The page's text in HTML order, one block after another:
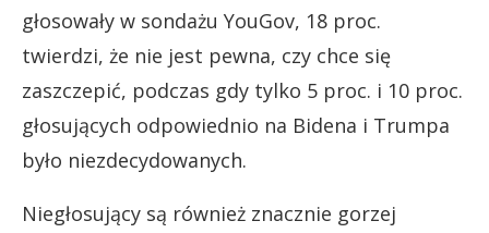
głosowały w sondażu YouGov, 18 proc.
twierdzi, że nie jest pewna, czy chce się
zaszczepić, podczas gdy tylko 5 proc. i 10 proc.
głosujących odpowiednio na Bidena i Trumpa
było niezdecydowanych.
Niegłosujący są również znacznie gorzej